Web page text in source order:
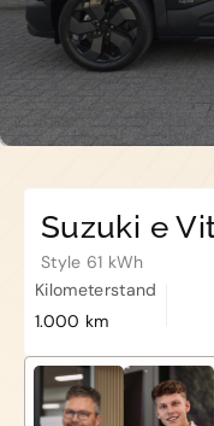
Suzuki e
Style 61 kWh
Kilometerstand
1.000 km